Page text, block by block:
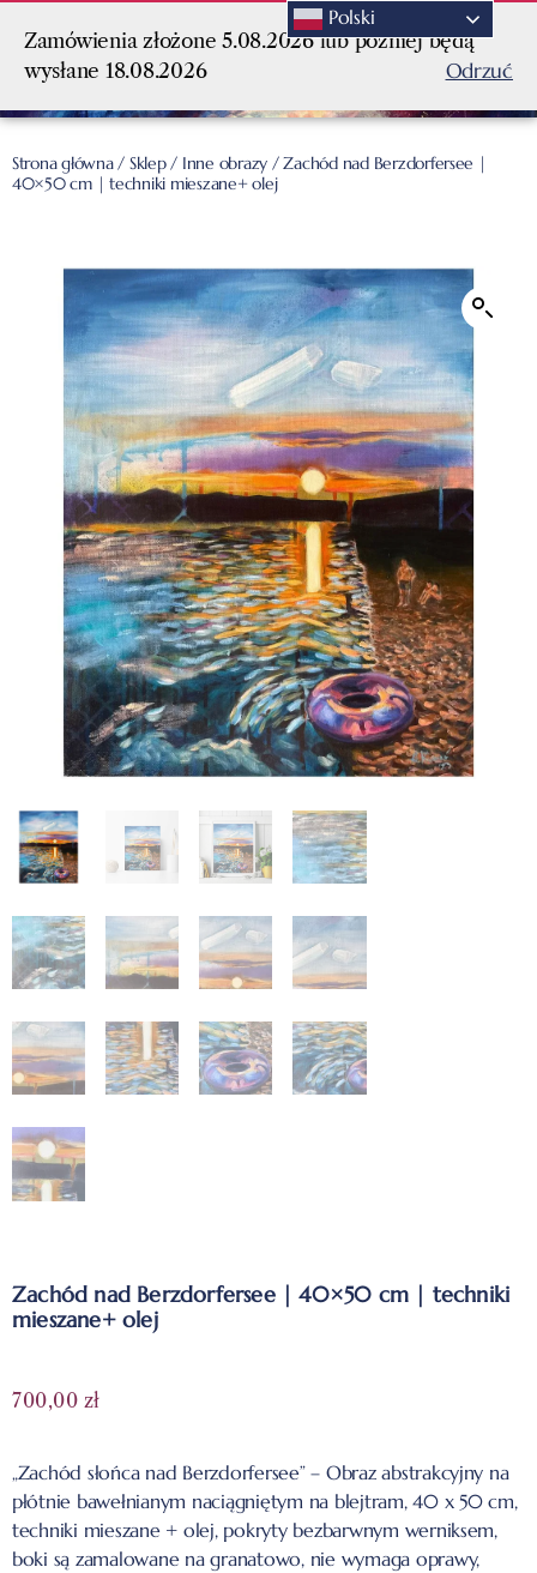
Zamówienia złożone 5.08.2026 lub później będą
wysłane 18.08.2026
Odrzuć
Strona główna/ Sklep/ Inne obrazy / Zachód nad Berzdorfersee |
40×50 cm | techniki mieszane+ olej
Zachód nad Berzdorfersee | 40×50 cm | techniki
mieszane+ olej
700,00 zł
„Zachód słońca nad Berzdorfersee” – Obraz abstrakcyjny na
płótnie bawełnianym naciągniętym na blejtram, 40 x 50 cm,
techniki mieszane + olej, pokryty bezbarwnym werniksem,
boki są zamalowane na granatowo, nie wymaga oprawy,
Polski